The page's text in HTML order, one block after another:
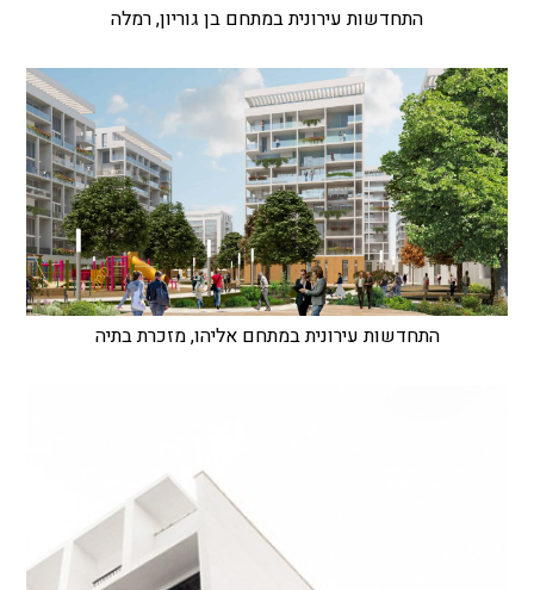
התחדשות עירונית במתחם בן גוריון, רמלה
התחדשות עירונית במתחם אליהו, מזכרת בתיה